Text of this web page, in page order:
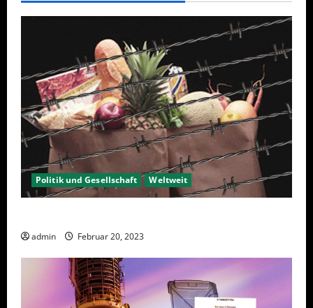
Politik und Gesellschaft Weltweit
admin Februar 20, 2023